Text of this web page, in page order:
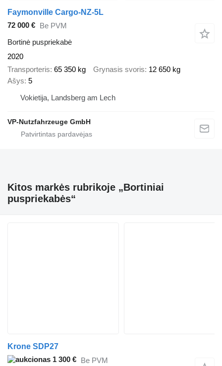
Faymonville Cargo-NZ-5L
72 000 € Be PVM
Bortinė puspriekabė
2020
Transporteris 65 350 kg Grynasis svoris 12 650 kg
Ašys 5
Vokietija, Landsberg am Lech
VP-Nutzfahrzeuge GmbH
Kitos markės rubrikoje „Bortiniai
puspriekabės“
Krone SDP27
1 300 € Be PVM